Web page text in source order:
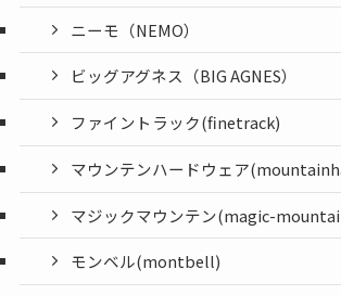
ニーモ（NEMO）
ビッグアグネス（BIG AGNES）
ファイントラック(finetrack)
マウンテンハードウェア
マジックマウンテン(magic-
モンベル(montbell)